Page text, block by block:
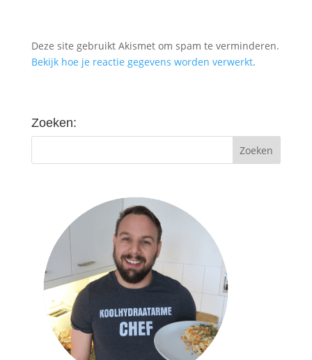
Deze site gebruikt Akismet om spam te verminderen.
Bekijk hoe je reactie gegevens worden verwerkt.
Zoeken: